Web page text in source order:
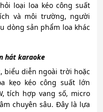
loại loa kéo công suất
và môi trường, người
dòng sản phẩm loa khác
hát karaoke
biểu diễn ngoài trời hoặc
kẹo kéo công suất lớn
tích hợp vang số, micro
chuyên sâu. Đây là lựa